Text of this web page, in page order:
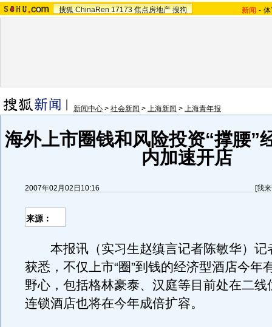
搜狐 ChinaRen 17173 焦点房地产 搜狗 新闻 -
新闻中心 > 社会新闻 > 上海新闻 > 上海青年报
海外上市圈钱和风险投资“撑腰”
内加速开店
2007年02月02日10:16 [我
来源：
本报讯（实习生赵缜言记者陈敏华）记
获悉，不仅上市“圈”到钱的经济型酒店今年
野心，包括格林豪泰、汉庭等目前处在二线
连锁酒店也将在今年成倍扩容。